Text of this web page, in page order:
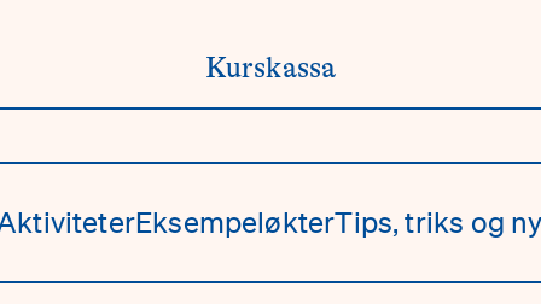
Kurskassa
EksempeløkterTips, triks og